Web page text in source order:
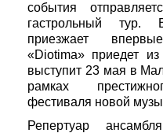
события
гастрольный тур.
приезжает
«Diotima» приедет из
выступит 23 мая в
рамках
фестиваля новой
Репертуар